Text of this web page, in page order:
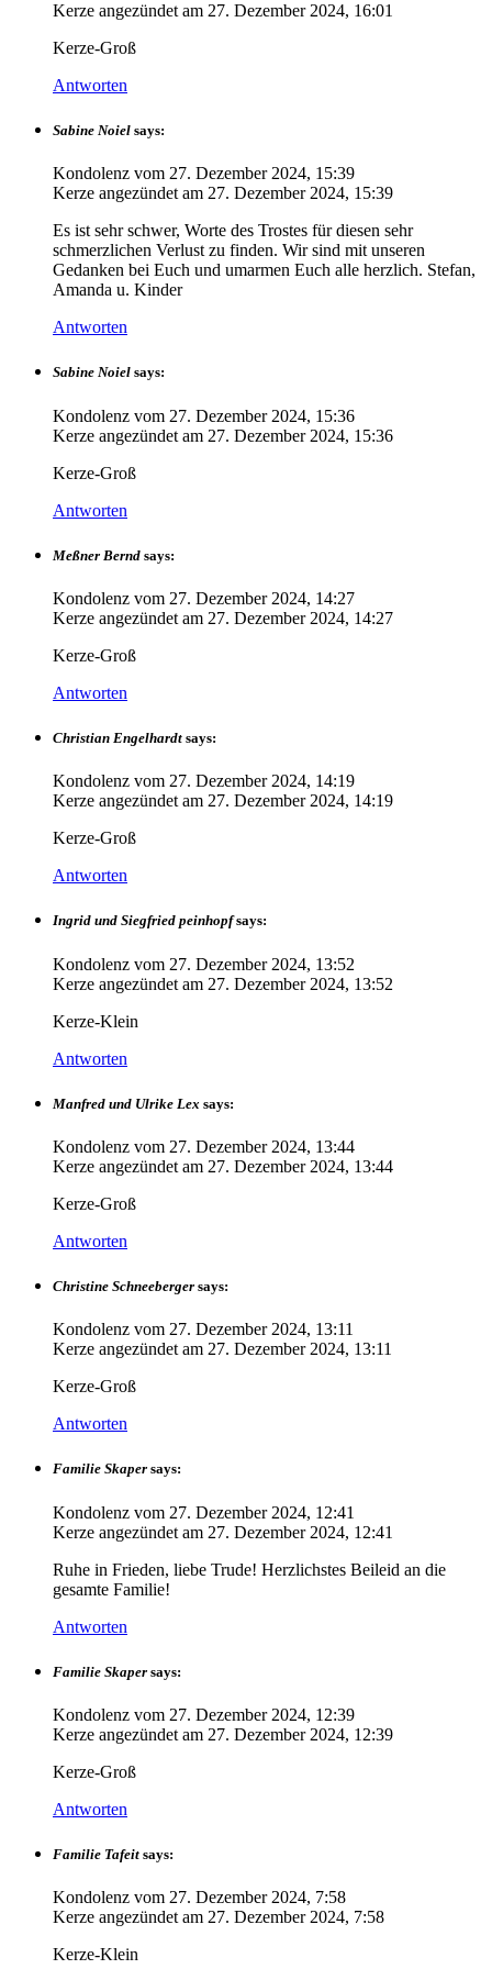
Kerze angezündet am 27. Dezember 2024, 16:01
Kerze-Groß
Antworten
Sabine Noiel says:
Kondolenz vom 27. Dezember 2024, 15:39
Kerze angezündet am 27. Dezember 2024, 15:39
Es ist sehr schwer, Worte des Trostes für diesen sehr
schmerzlichen Verlust zu finden. Wir sind mit unseren
Gedanken bei Euch und umarmen Euch alle herzlich. Stefan,
Amanda u. Kinder
Antworten
Sabine Noiel says:
Kondolenz vom 27. Dezember 2024, 15:36
Kerze angezündet am 27. Dezember 2024, 15:36
Kerze-Groß
Antworten
Meßner Bernd says:
Kondolenz vom 27. Dezember 2024, 14:27
Kerze angezündet am 27. Dezember 2024, 14:27
Kerze-Groß
Antworten
Christian Engelhardt says:
Kondolenz vom 27. Dezember 2024, 14:19
Kerze angezündet am 27. Dezember 2024, 14:19
Kerze-Groß
Antworten
Ingrid und Siegfried peinhopf says:
Kondolenz vom 27. Dezember 2024, 13:52
Kerze angezündet am 27. Dezember 2024, 13:52
Kerze-Klein
Antworten
Manfred und Ulrike Lex says:
Kondolenz vom 27. Dezember 2024, 13:44
Kerze angezündet am 27. Dezember 2024, 13:44
Kerze-Groß
Antworten
Christine Schneeberger says:
Kondolenz vom 27. Dezember 2024, 13:11
Kerze angezündet am 27. Dezember 2024, 13:11
Kerze-Groß
Antworten
Familie Skaper says:
Kondolenz vom 27. Dezember 2024, 12:41
Kerze angezündet am 27. Dezember 2024, 12:41
Ruhe in Frieden, liebe Trude! Herzlichstes Beileid an die
gesamte Familie!
Antworten
Familie Skaper says:
Kondolenz vom 27. Dezember 2024, 12:39
Kerze angezündet am 27. Dezember 2024, 12:39
Kerze-Groß
Antworten
Familie Tafeit says:
Kondolenz vom 27. Dezember 2024, 7:58
Kerze angezündet am 27. Dezember 2024, 7:58
Kerze-Klein